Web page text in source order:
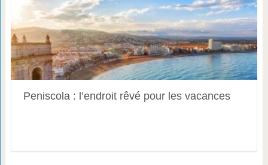
Peniscola : l’endroit rêvé pour les vacances